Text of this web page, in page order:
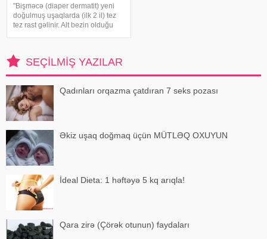
"Bişməcə (diaper dermatit) yeni
doğulmuş uşaqlarda (ilk 2 il) tez
tez rast gəlinir. Alt bezin olduğu
barədə pediatr Gülnar
Abdullayeva -a açıqlamasınd
SEÇILMIŞ YAZILAR
Qadınları orqazma çatdıran 7 seks pozası
Əkiz uşaq doğmaq üçün MÜTLƏQ OXUYUN
İdeal Dieta: 1 həftəyə 5 kq arıqla!
Qara zirə (Çörək otunun) faydaları